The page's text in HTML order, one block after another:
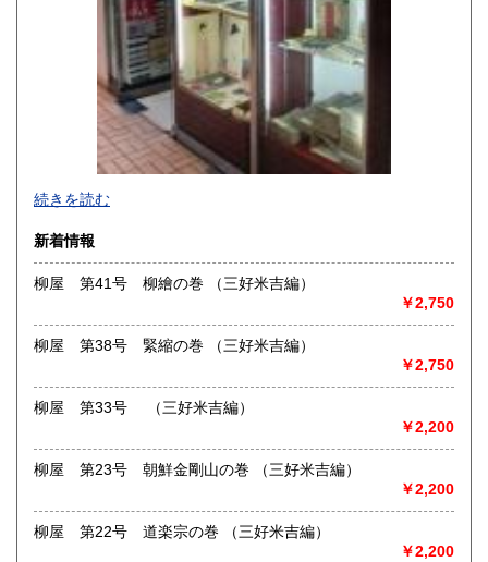
演劇・演芸・映画・音楽・民俗・風俗関係書を強力に蒐集し
ております。12月31日〜1月3日休業いたします。
沿線名：JR線、阪急線、阪神線、地下鉄御堂筋線・谷町線・
四つ橋線
最寄駅：JR大阪駅、阪急梅田、阪神梅田、地下鉄梅田・東梅
営業時間：11時〜20時
定休日：水曜日
書籍の買取について
取り扱い分野
美術工芸、近代文献、趣味、サブカルチャー、古書一般（そ
続きを読む
新着情報
柳屋 第41号 柳繪の巻 （三好米吉編）
￥2,750
柳屋 第38号 緊縮の巻 （三好米吉編）
￥2,750
柳屋 第33号 （三好米吉編）
￥2,200
柳屋 第23号 朝鮮金剛山の巻 （三好米吉編）
￥2,200
柳屋 第22号 道楽宗の巻 （三好米吉編）
￥2,200